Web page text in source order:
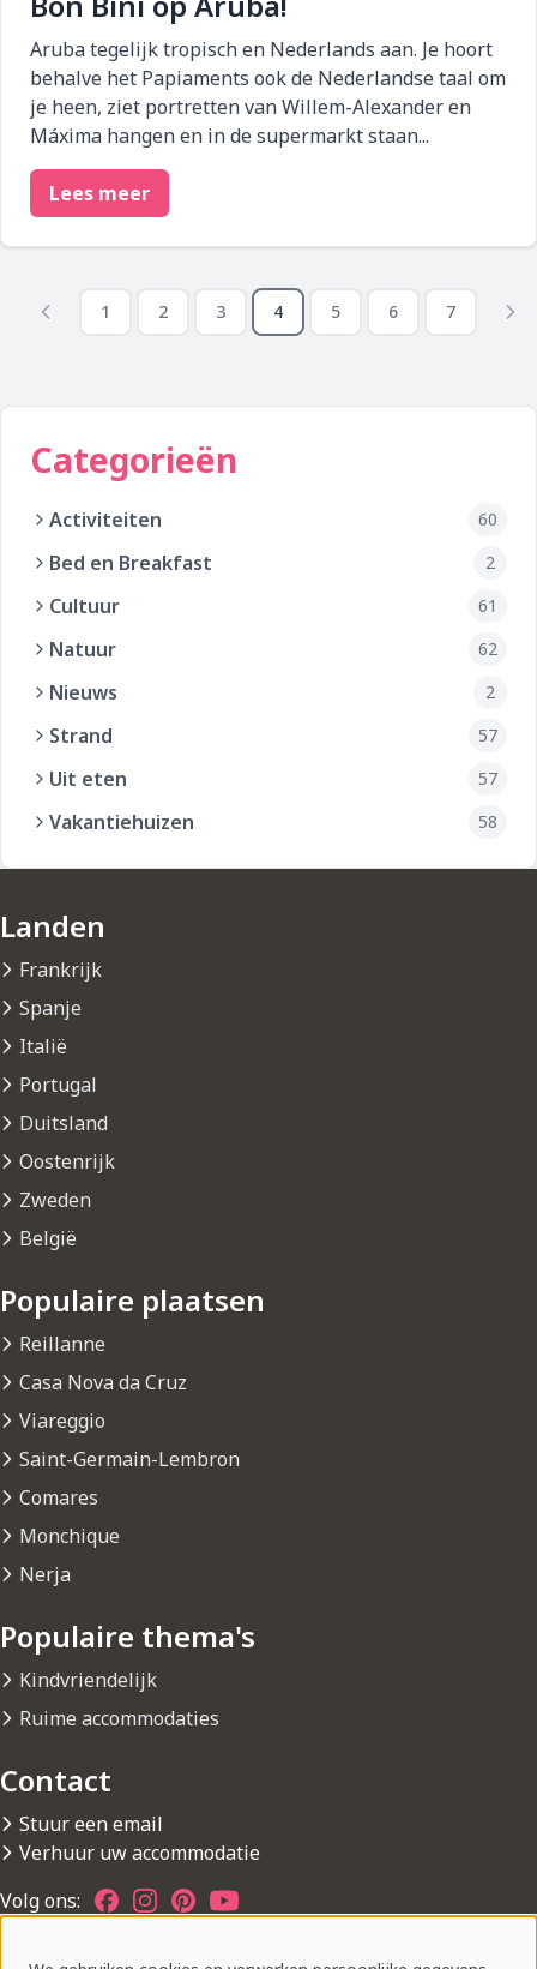
Aruba tegelijk tropisch en Nederlands aan. Je hoort
behalve het Papiaments ook de Nederlandse taal om
je heen, ziet portretten van Willem-Alexander en
Máxima hangen en in de supermarkt staan...
Lees meer
Paginering
VorigePagina
1 Pagina
2 Pagina
3 Pagina
4 Pagina
5 Pagina
6 Pagina
7
Categorieën
Activiteiten 60
Bed en Breakfast 2
Cultuur 61
Natuur 62
Nieuws 2
Strand 57
Uit eten 57
Vakantiehuizen 58
Landen
Frankrijk
Spanje
Italië
Portugal
Duitsland
Oostenrijk
Zweden
België
Populaire plaatsen
Reillanne
Casa Nova da Cruz
Viareggio
Saint-Germain-Lembron
Comares
Monchique
Nerja
Populaire thema's
Kindvriendelijk
Ruime accommodaties
Contact
Stuur een email
Verhuur uw accommodatie
Volg ons: